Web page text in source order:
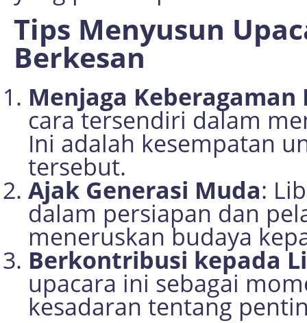
Tips Menyusun
Berkesan
Menjaga Keberagaman
cara tersendiri dalam
Ini adalah kesempatan
tersebut.
Ajak Generasi Muda:
dalam persiapan dan
meneruskan budaya
Berkontribusi kepada
upacara ini sebagai
kesadaran tentang